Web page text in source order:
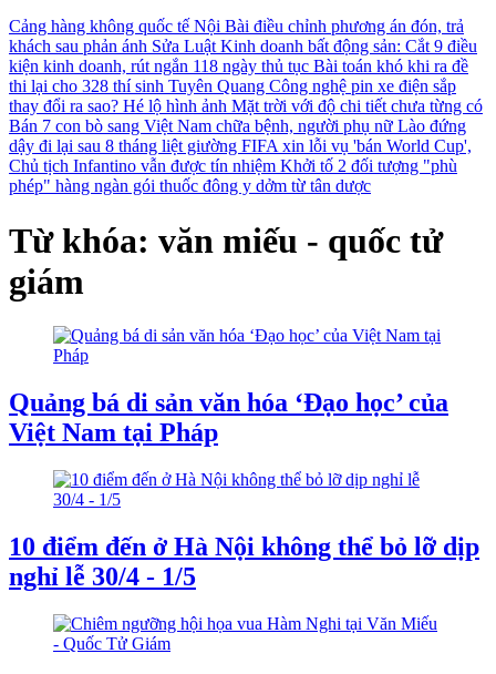
Cảng hàng không quốc tế Nội Bài điều chỉnh phương án đón, trả
khách sau phản ánh Sửa Luật Kinh doanh bất động sản: Cắt 9 điều
kiện kinh doanh, rút ngắn 118 ngày thủ tục Bài toán khó khi ra đề
thi lại cho 328 thí sinh Tuyên Quang Công nghệ pin xe điện sắp
thay đổi ra sao? Hé lộ hình ảnh Mặt trời với độ chi tiết chưa từng có
Bán 7 con bò sang Việt Nam chữa bệnh, người phụ nữ Lào đứng
dậy đi lại sau 8 tháng liệt giường FIFA xin lỗi vụ 'bán World Cup',
Chủ tịch Infantino vẫn được tín nhiệm Khởi tố 2 đối tượng "phù
phép" hàng ngàn gói thuốc đông y dởm từ tân dược
Từ khóa: văn miếu - quốc tử
giám
Quảng bá di sản văn hóa ‘Đạo học’ của
Việt Nam tại Pháp
10 điểm đến ở Hà Nội không thể bỏ lỡ dịp
nghỉ lễ 30/4 - 1/5